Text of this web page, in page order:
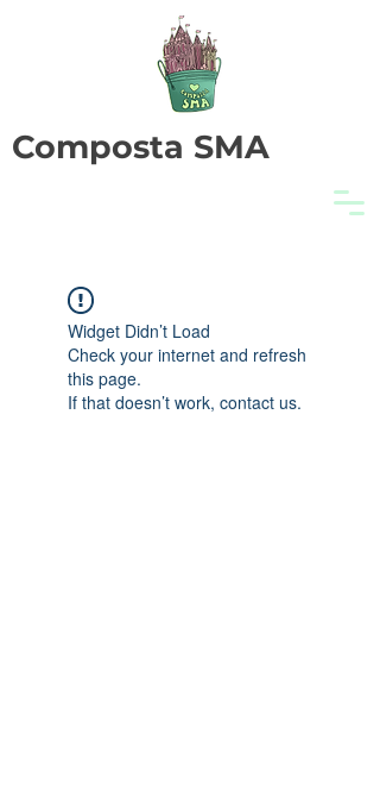
Composta SMA
Widget Didn’t Load
Check your internet and refresh
this page.
If that doesn’t work, contact us.